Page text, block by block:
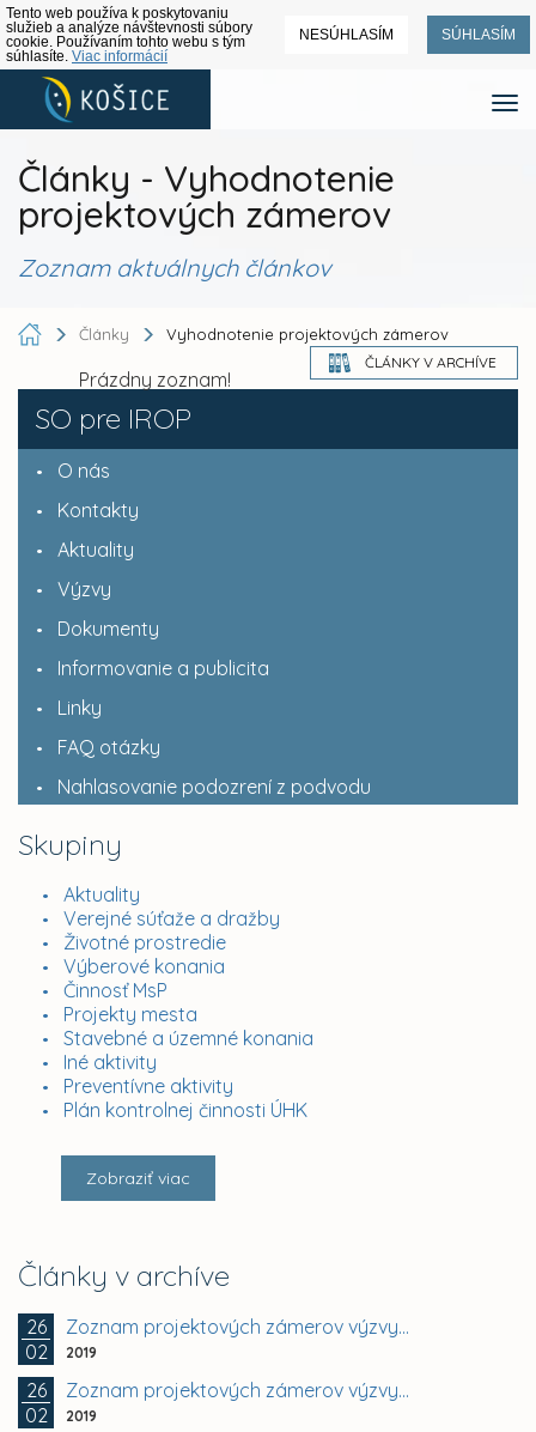
Tento web používa k poskytovaniu
služieb a analýze návštevnosti súbory
cookie. Používaním tohto webu s tým
súhlasíte. Viac informácií
NESÚHLASÍM SÚHLASÍM
Články - Vyhodnotenie
projektových zámerov
Zoznam aktuálnych článkov
SO pre IROP
O nás
Kontakty
Aktuality
Výzvy
Dokumenty
Informovanie a publicita
Linky
FAQ otázky
Nahlasovanie podozrení z podvodu
Skupiny
Aktuality
Verejné súťaže a dražby
Životné prostredie
Výberové konania
Činnosť MsP
Projekty mesta
Stavebné a územné konania
Iné aktivity
Preventívne aktivity
Plán kontrolnej činnosti ÚHK
Zobraziť viac
Články v archíve
26
02
Zoznam projektových zámerov výzvy...
2019
26
02
Zoznam projektových zámerov výzvy...
2019
Články Vyhodnotenie projektových zámerov
ČLÁNKY V ARCHÍVE
Prázdny zoznam!